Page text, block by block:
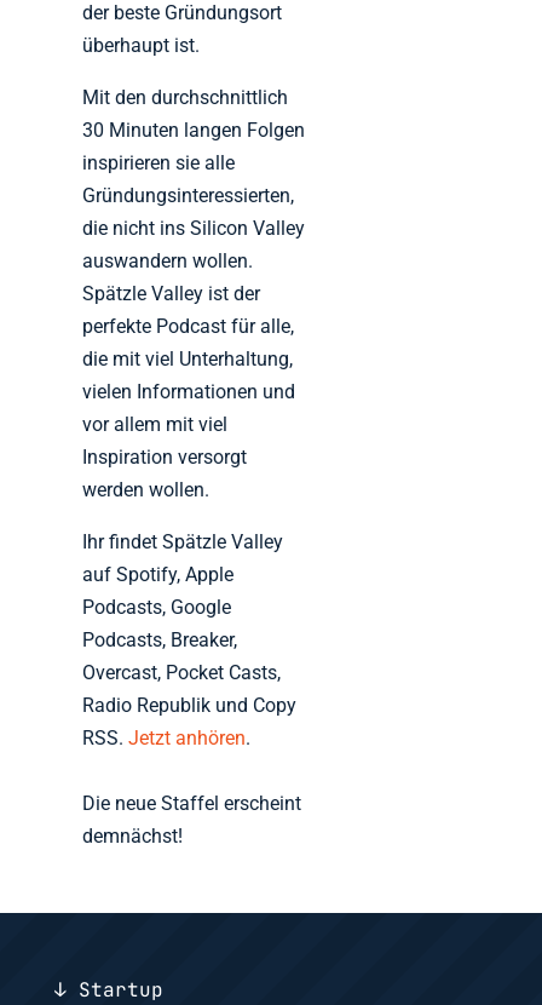
der beste Gründungsort
überhaupt ist.
Mit den durchschnittlich
30 Minuten langen Folgen
inspirieren sie alle
Gründungsinteressierten,
die nicht ins Silicon Valley
auswandern wollen.
Spätzle Valley ist der
perfekte Podcast für alle,
die mit viel Unterhaltung,
vielen Informationen und
vor allem mit viel
Inspiration versorgt
werden wollen.
Ihr findet Spätzle Valley
auf Spotify, Apple
Podcasts, Google
Podcasts, Breaker,
Overcast, Pocket Casts,
Radio Republik und Copy
RSS.Jetzt anhören.
Die neue Staffel erscheint
demnächst!
↓ Startup